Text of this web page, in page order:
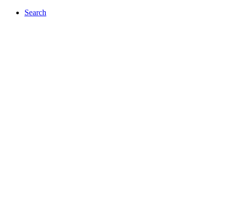
Search